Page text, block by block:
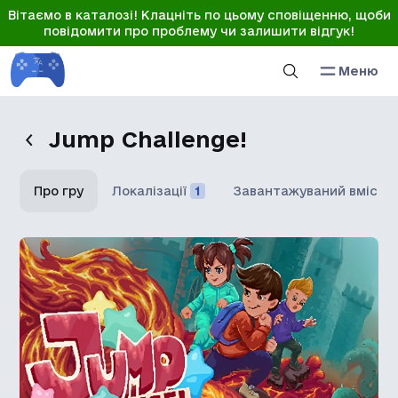
Вітаємо в каталозі! Клацніть по цьому сповіщенню, щоби
повідомити про проблему чи залишити відгук!
Меню
Jump Challenge!
Про гру Локалізації 1 Завантажуваний вміст